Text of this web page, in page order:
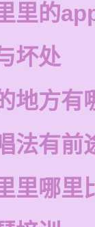
里的
坏处
地方有
法有前
里哪里